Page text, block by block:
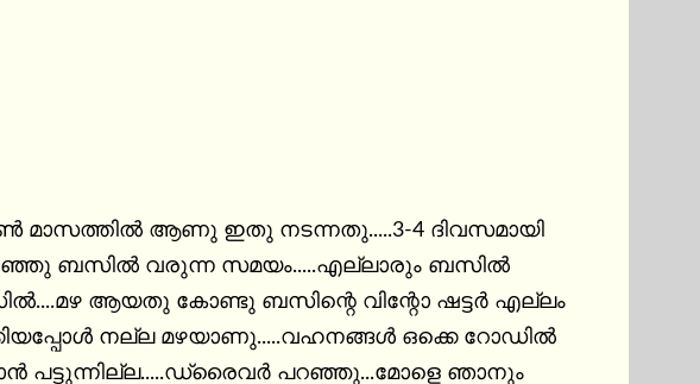
ആണു ഇതു നടന്നതു.....3-4 ദിവസമായി
ആയതു കോണ്ടു ബസിന്റെ വിന്റോ ഷട്ടർ എല്ലം
നല്ല മഴയാണു.....വഹനങ്ങൾ ഒക്കെ റോഡിൽ